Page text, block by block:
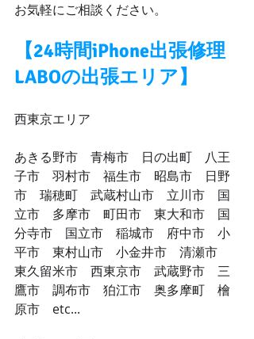
お気軽にご相談ください。
【24時間iPhone出張修理
LABOの出張エリア】
​西東京エリア
あきる野市　青梅市　日の出町　八王
子市　羽村市　福生市　昭島市　日野
市　瑞穂町　武蔵村山市　立川市　国
立市　多摩市　町田市　東大和市　国
分寺市　国立市　稲城市　府中市　小
平市　東村山市　小金井市　清瀬市
東久留米市　西東京市　武蔵野市　三
鷹市　調布市　狛江市　奥多摩町　檜
原市　etc...